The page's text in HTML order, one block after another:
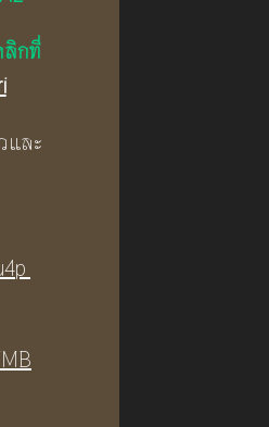
ลิกที่
และ